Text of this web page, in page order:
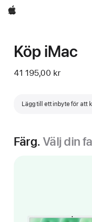
Apple
Köp iMac
41 195,00 kr
Lägg till ett inbyte för att
Färg. Välj din